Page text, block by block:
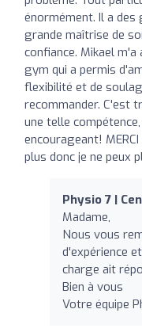
énormément. Il a
grande maîtrise de
confiance. Mikael
gym qui a permis
flexibilité et de
recommander. C'est
une telle
encourageant!
plus donc je ne peux
Physio 7 |
Madame,
Nous vous
d'expérience
charge ait
Bien à vous
Votre équipe